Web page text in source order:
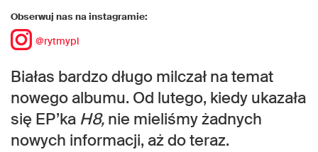
Obserwuj nas na instagramie:
@rytmypl
Białas bardzo długo milczał na temat
nowego albumu. Od lutego, kiedy ukazała
się EP’ka H8, nie mieliśmy żadnych
nowych informacji, aż do teraz.